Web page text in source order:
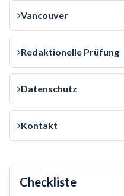
Vancouver
Redaktionelle Prüfung
Datenschutz
Kontakt
Checkliste